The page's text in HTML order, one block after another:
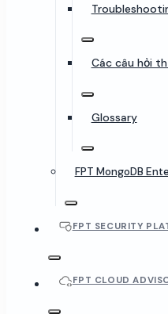
Các câu hỏi
Glossary
FPT MongoDB
FPT SECURITY
FPT CLOUD